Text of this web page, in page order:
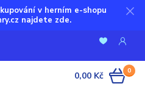
v herním e-shopu
najdete zde.
0
0,00 Kč